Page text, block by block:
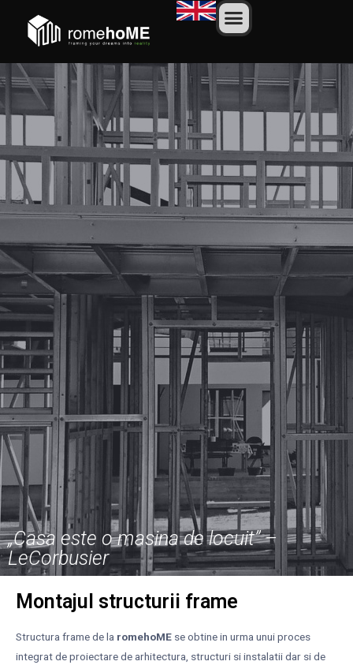
„Casa este o masina de locuit” –
LeCorbusier
Montajul structurii frame
Structura frame de la romehoME se obtine in urma unui proces
integrat de proiectare de arhitectura, structuri si instalatii dar si de